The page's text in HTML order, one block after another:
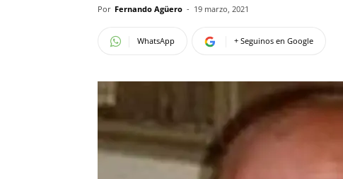
Por Fernando Agüero - 19 marzo, 2021
WhatsApp + Seguinos en Google